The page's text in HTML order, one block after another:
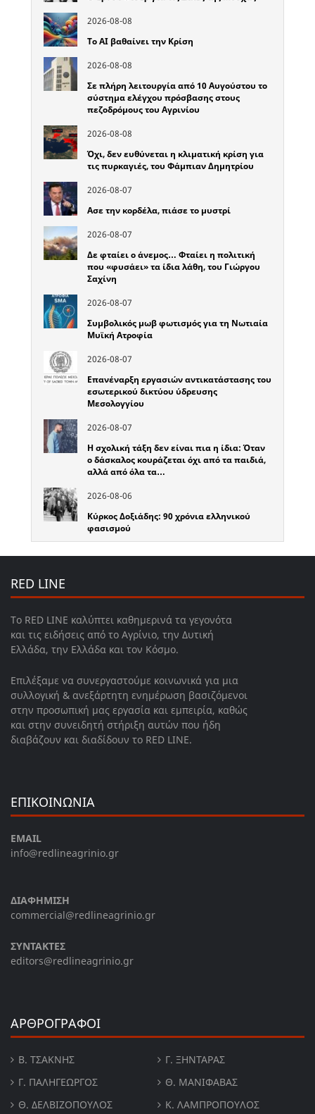
2026-08-08
Το ΑΙ βαθαίνει την Κρίση
2026-08-08
Σε πλήρη λειτουργία από 10 Αυγούστου το
σύστημα ελέγχου πρόσβασης στους
πεζοδρόμους του Αγρινίου
2026-08-08
Όχι, δεν ευθύνεται η κλιματική κρίση για
τις πυρκαγιές, του Φάμπιαν Δημητρίου
2026-08-07
Ασε την κορδέλα, πιάσε το μυστρί
2026-08-07
Δε φταίει ο άνεμος… Φταίει η πολιτική
που «φυσάει» τα ίδια λάθη, του Γιώργου
Σαχίνη
2026-08-07
Συμβολικός μωβ φωτισμός για τη Νωτιαία
Μυϊκή Ατροφία
2026-08-07
Επανέναρξη εργασιών αντικατάστασης του
εσωτερικού δικτύου ύδρευσης
Μεσολογγίου
2026-08-07
Η σχολική τάξη δεν είναι πια η ίδια: Όταν
ο δάσκαλος κουράζεται όχι από τα παιδιά,
αλλά από όλα τα…
2026-08-06
Κύρκος Δοξιάδης: 90 χρόνια ελληνικού
φασισμού
RED LINE
Το RED LINE καλύπτει καθημερινά τα γεγονότα
και τις ειδήσεις από το Αγρίνιο, την Δυτική
Ελλάδα, την Ελλάδα και τον Κόσμο.
Επιλέξαμε να συνεργαστούμε κοινωνικά για μια
συλλογική & ανεξάρτητη ενημέρωση βασιζόμενοι
στην προσωπική μας εργασία και εμπειρία, καθώς
και στην συνειδητή στήριξη αυτών που ήδη
διαβάζουν και διαδίδουν το RED LINE.
ΕΠΙΚΟΙΝΩΝΙΑ
EMAIL
info@redlineagrinio.gr
ΔΙΑΦΗΜΙΣΗ
commercial@redlineagrinio.gr
ΣΥΝΤΑΚΤΕΣ
editors@redlineagrinio.gr
ΑΡΘΡΟΓΡΑΦΟΙ
Β. ΤΣΆΚΝΗΣ
Γ. ΞΗΝΤΆΡΑΣ
Γ. ΠΑΛΗΓΕΏΡΓΟΣ
Θ. ΜΑΝΙΦΑΒΑΣ
Θ. ΔΕΛΒΙΖΌΠΟΥΛΟΣ
Κ. ΛΑΜΠΡΟΠΟΥΛΟΣ